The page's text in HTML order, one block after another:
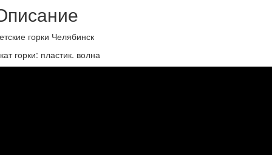
горки Челябинск
горки: пластик. волна